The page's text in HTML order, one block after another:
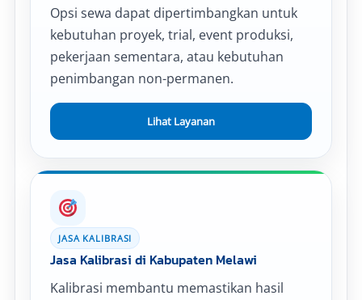
Opsi sewa dapat dipertimbangkan untuk
kebutuhan proyek, trial, event produksi,
pekerjaan sementara, atau kebutuhan
penimbangan non-permanen.
Lihat Layanan
JASA KALIBRASI
Jasa Kalibrasi di Kabupaten Melawi
Kalibrasi membantu memastikan hasil